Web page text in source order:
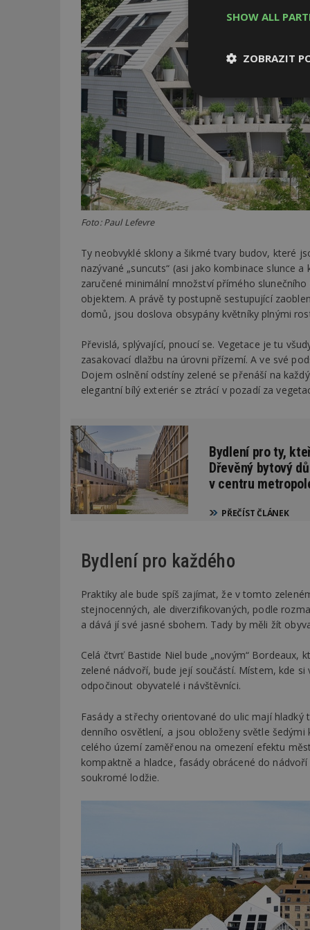
Foto: Paul Lefevre
Ty neobvyklé sklony a šikmé tvary budov, které
nazývané „suncuts“ (asi jako kombinace slunce
zaručené minimální množství přímého
objektem. A právě ty postupně sestupující
domů, jsou doslova obsypány květníky plnými
Převislá, splývající, pnoucí se. Vegetace je tu
zasakovací dlažbu na úrovni přízemí. A ve své
Dojem oslnění odstíny zelené se přenáší na
elegantní bílý exteriér se ztrácí v pozadí za
Bydlení pro ty,
Dřevěný bytový
v centru
PŘEČÍST ČLÁNEK
Bydlení pro každého
Praktiky ale bude spíš zajímat, že v tomto
stejnocenných, ale diverzifikovaných, podle
a dává jí své jasné sbohem. Tady by měli žít
Celá čtvrť Bastide Niel bude „novým“ Bordeaux,
zelené nádvoří, bude její součástí. Místem, kde
odpočinout obyvatelé i návštěvníci.
Fasády a střechy orientované do ulic mají
denního osvětlení, a jsou obloženy světle
celého území zaměřenou na omezení efektu
kompaktně a hladce, fasády obrácené do
soukromé lodžie.
SHOW ALL
ZOBRAZIT
Nezbytně
nutné
Nezbytně nutné
Název
_dc_gtm_UA-
_hjFirstSeen
__gfp_64b
Název
Provider
Doména
.estav.cz
_ga
Google
LLC
.estav.cz
Název
TDID
test_cookie
id
Název
test
mobile
sssp_session
Název
Gdyn
c
ui
C
bm2uu
cct
ibbid